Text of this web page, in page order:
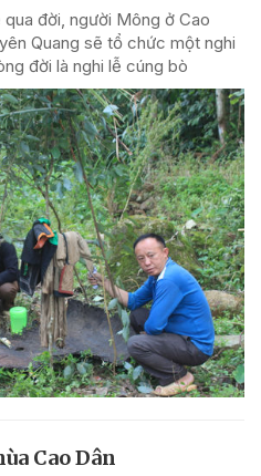
qua đời, người Mông ở Cao
Quang sẽ tổ chức một nghi
đời là nghi lễ cúng bò
Cao Dân